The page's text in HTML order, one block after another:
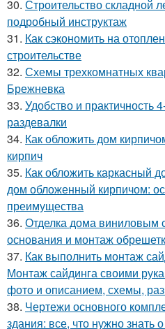
30. Строительство складной
подробный инструктаж
31. Как сэкономить на
строительстве
32. Схемы трехкомнатных
Брежневка
33. Удобство и практичность
раздевалки
34. Как обложить дом
кирпич
35. Как обложить каркасный
дом обложенный кирпичом:
преимущества
36. Отделка дома виниловым
основания и монтаж
37. Как выполнить монтаж
Монтаж сайдинга своими
фото и описанием, схемы,
38. Чертежи основного
здания: все, что нужно знать